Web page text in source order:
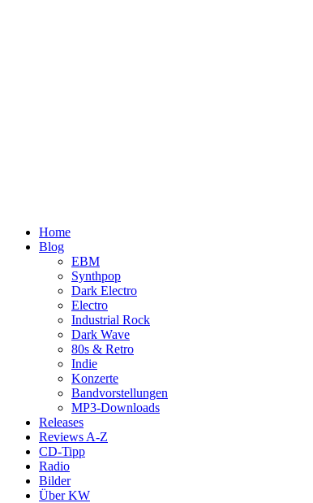
Home
Blog
EBM
Synthpop
Dark Electro
Electro
Industrial Rock
Dark Wave
80s & Retro
Indie
Konzerte
Bandvorstellungen
MP3-Downloads
Releases
Reviews A-Z
CD-Tipp
Radio
Bilder
Über KW